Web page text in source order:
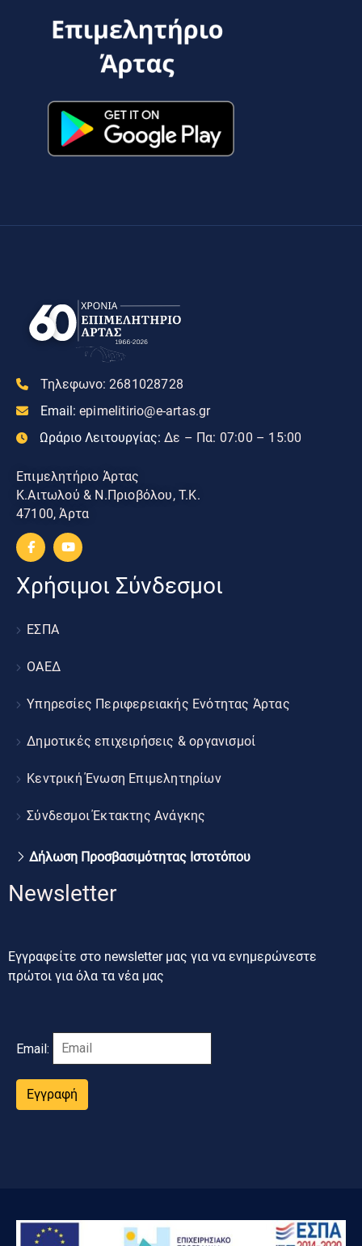
Τηλεφωνο: 2681028728
Email: epimelitirio@e-artas.gr
Ωράριο Λειτουργίας: Δε – Πα: 07:00 – 15:00
Επιμελητήριο Άρτας
Κ.Αιτωλού & Ν.Πριοβόλου, Τ.Κ.
47100, Άρτα
Χρήσιμοι Σύνδεσμοι
ΕΣΠΑ
ΟΑΕΔ
Υπηρεσίες Περιφερειακής Ενότητας Άρτας
Δημοτικές επιχειρήσεις & οργανισμοί
Κεντρική Ένωση Επιμελητηρίων
Σύνδεσμοι Έκτακτης Ανάγκης
Δήλωση Προσβασιμότητας Ιστοτόπου
Newsletter
Εγγραφείτε στο newsletter μας για να ενημερώνεστε
πρώτοι για όλα τα νέα μας
Email:
Εγγραφή